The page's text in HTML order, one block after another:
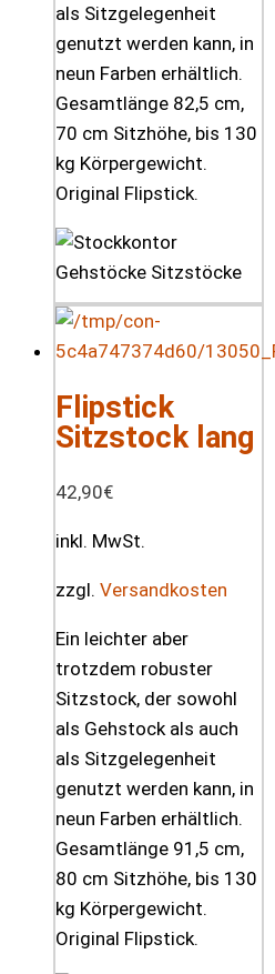
als Sitzgelegenheit
genutzt werden kann, in
neun Farben erhältlich.
Gesamtlänge 82,5 cm,
70 cm Sitzhöhe, bis 130
kg Körpergewicht.
Original Flipstick.
Flipstick
Sitzstock lang
42,90€
inkl. MwSt.
zzgl. Versandkosten
Ein leichter aber
trotzdem robuster
Sitzstock, der sowohl
als Gehstock als auch
als Sitzgelegenheit
genutzt werden kann, in
neun Farben erhältlich.
Gesamtlänge 91,5 cm,
80 cm Sitzhöhe, bis 130
kg Körpergewicht.
Original Flipstick.